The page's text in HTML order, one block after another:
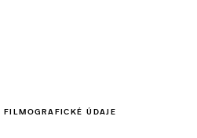
FILMOGRAFICKÉ ÚDAJE